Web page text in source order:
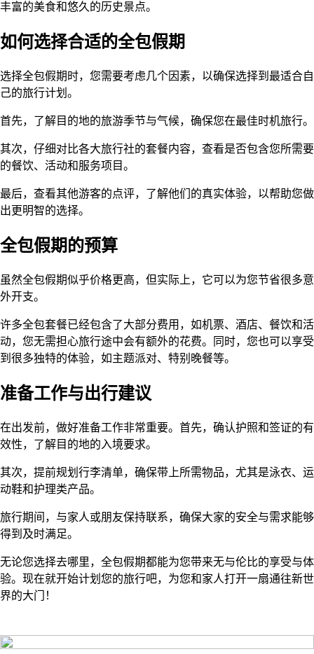
丰富的美食和悠久的历史景点。
如何选择合适的全包假期
选择全包假期时，您需要考虑几个因素，以确保选择到最适合自
己的旅行计划。
首先，了解目的地的旅游季节与气候，确保您在最佳时机旅行。
其次，仔细对比各大旅行社的套餐内容，查看是否包含您所需要
的餐饮、活动和服务项目。
最后，查看其他游客的点评，了解他们的真实体验，以帮助您做
出更明智的选择。
全包假期的预算
虽然全包假期似乎价格更高，但实际上，它可以为您节省很多意
外开支。
许多全包套餐已经包含了大部分费用，如机票、酒店、餐饮和活
动，您无需担心旅行途中会有额外的花费。同时，您也可以享受
到很多独特的体验，如主题派对、特别晚餐等。
准备工作与出行建议
在出发前，做好准备工作非常重要。首先，确认护照和签证的有
效性，了解目的地的入境要求。
其次，提前规划行李清单，确保带上所需物品，尤其是泳衣、运
动鞋和护理类产品。
旅行期间，与家人或朋友保持联系，确保大家的安全与需求能够
得到及时满足。
无论您选择去哪里，全包假期都能为您带来无与伦比的享受与体
验。现在就开始计划您的旅行吧，为您和家人打开一扇通往新世
界的大门！